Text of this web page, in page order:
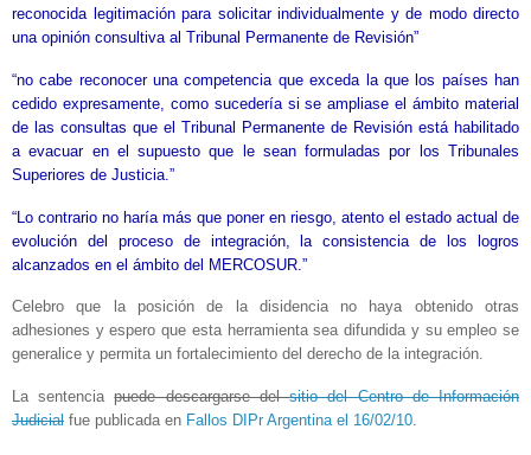
reconocida legitimación para solicitar individualmente y de modo directo
una opinión consultiva al Tribunal Permanente de Revisión”
“no cabe reconocer una competencia que exceda la que los países han
cedido expresamente, como sucedería si se ampliase el ámbito material
de las consultas que el Tribunal Permanente de Revisión está habilitado
a evacuar en el supuesto que le sean formuladas por los Tribunales
Superiores de Justicia.”
“Lo contrario no haría más que poner en riesgo, atento el estado actual de
evolución del proceso de integración, la consistencia de los logros
alcanzados en el ámbito del MERCOSUR.”
Celebro que la posición de la disidencia no haya obtenido otras
adhesiones y espero que esta herramienta sea difundida y su empleo se
generalice y permita un fortalecimiento del derecho de la integración.
La sentenciapuede descargarse delsitio del Centro de Información
Judicial fue publicada en Fallos DIPr Argentina el 16/02/10.